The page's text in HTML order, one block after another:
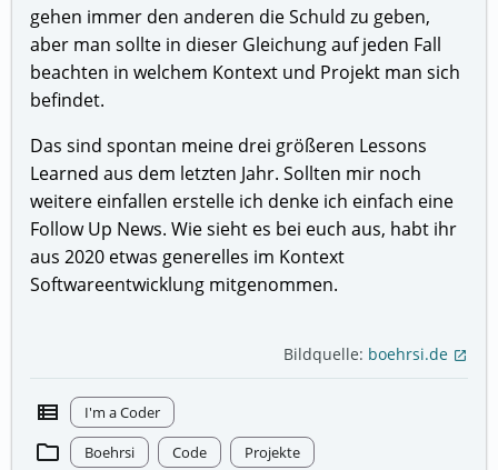
gehen immer den anderen die Schuld zu geben,
aber man sollte in dieser Gleichung auf jeden Fall
beachten in welchem Kontext und Projekt man sich
befindet.
Das sind spontan meine drei größeren Lessons
Learned aus dem letzten Jahr. Sollten mir noch
weitere einfallen erstelle ich denke ich einfach eine
Follow Up News. Wie sieht es bei euch aus, habt ihr
aus 2020 etwas generelles im Kontext
Softwareentwicklung mitgenommen.
Bildquelle: boehrsi.de open_in_new
view_list I'm a Coder
folder Boehrsi Code Projekte